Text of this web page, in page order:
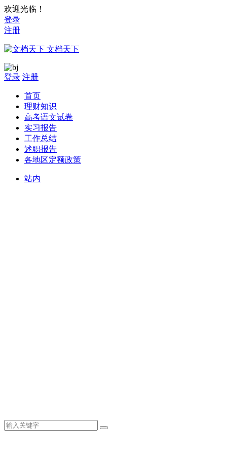
欢迎光临！
登录
注册
文档天下
登录 注册
首页
理财知识
高考语文试卷
实习报告
工作总结
述职报告
各地区定额政策
站内